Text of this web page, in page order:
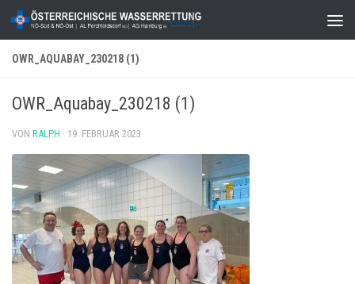
Zum Inhalt springen
OWR_AQUABAY_230218 (1)
OWR_Aquabay_230218 (1)
VON RALPH · 19. FEBRUAR 2023